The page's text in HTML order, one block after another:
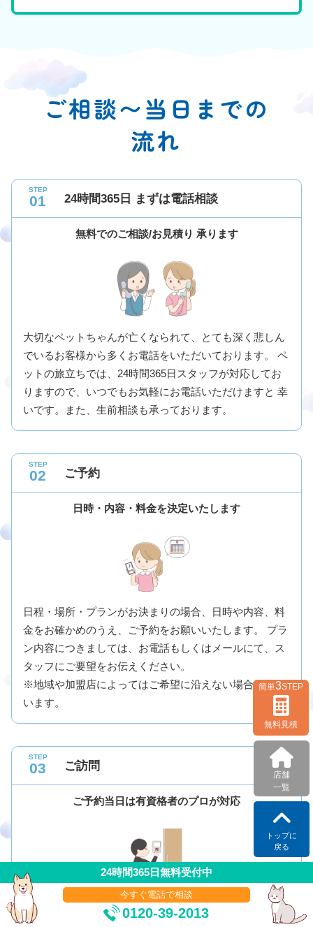
ご相談〜当日までの
流れ
STEP
01 24時間365日 まずは電話相談
無料でのご相談/お見積り 承ります
大切なペットちゃんが亡くなられて、とても深く悲しん
でいるお客様から多くお電話をいただいております。 ペ
ットの旅立ちでは、24時間365日スタッフが対応してお
りますので、いつでもお気軽にお電話いただけますと 幸
いです。また、生前相談も承っております。
STEP
02 ご予約
日時・内容・料金を決定いたします
日程・場所・プランがお決まりの場合、日時や内容、料
金をお確かめのうえ、ご予約をお願いいたします。 プラ
ン内容につきましては、お電話もしくはメールにて、ス
タッフにご要望をお伝えください。
※地域や加盟店によってはご希望に沿えない場合がござ
います。
STEP
03 ご訪問
ご予約当日は有資格者のプロが対応
ご予約日時に、ペットちゃん専用の火葬車にて、ご自宅
へお伺いいたします。 当日は日本動物葬儀霊園協会が実
24時間365日無料受付中
今すぐ電話で相談
0120-39-2013
簡単3STEP
無料見積
店舗
一覧
トップに
戻る